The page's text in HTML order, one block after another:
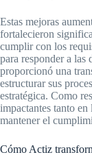
Estas mejoras
fortalecieron
cumplir con los
para responder a
proporcionó una
estructurar sus
estratégica. Como
impactantes tanto
mantener el
Cómo Actiz